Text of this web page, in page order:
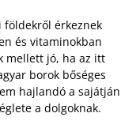
földekről érkeznek
és vitaminokban
mellett jó, ha az itt
borok bőséges
hajlandó a sajátján
a dolgoknak.